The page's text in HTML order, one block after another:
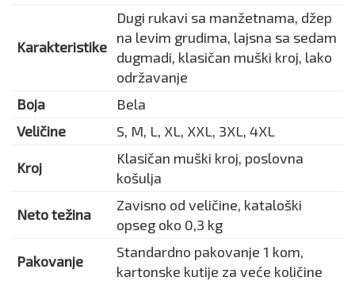
Karakteristike
Dugi rukavi sa manžetnama, džep
na levim grudima, lajsna sa sedam
dugmadi, klasičan muški kroj, lako
održavanje
Boja
Bela
Veličine
S, M, L, XL, XXL, 3XL, 4XL
Kroj
Klasičan muški kroj, poslovna
košulja
Neto težina
Zavisno od veličine, kataloški
opseg oko 0,3 kg
Pakovanje
Standardno pakovanje 1 kom,
kartonske kutije za veće količine